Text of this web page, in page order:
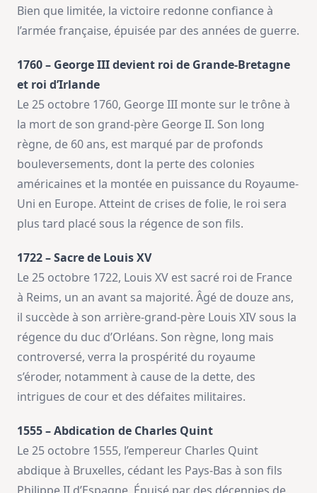
Bien que limitée, la victoire redonne confiance à
l’armée française, épuisée par des années de guerre.
1760 – George III devient roi de Grande-Bretagne
et roi d’Irlande
Le 25 octobre 1760, George III monte sur le trône à
la mort de son grand-père George II. Son long
règne, de 60 ans, est marqué par de profonds
bouleversements, dont la perte des colonies
américaines et la montée en puissance du Royaume-
Uni en Europe. Atteint de crises de folie, le roi sera
plus tard placé sous la régence de son fils.
1722 – Sacre de Louis XV
Le 25 octobre 1722, Louis XV est sacré roi de France
à Reims, un an avant sa majorité. Âgé de douze ans,
il succède à son arrière-grand-père Louis XIV sous la
régence du duc d’Orléans. Son règne, long mais
controversé, verra la prospérité du royaume
s’éroder, notamment à cause de la dette, des
intrigues de cour et des défaites militaires.
1555 – Abdication de Charles Quint
Le 25 octobre 1555, l’empereur Charles Quint
abdique à Bruxelles, cédant les Pays-Bas à son fils